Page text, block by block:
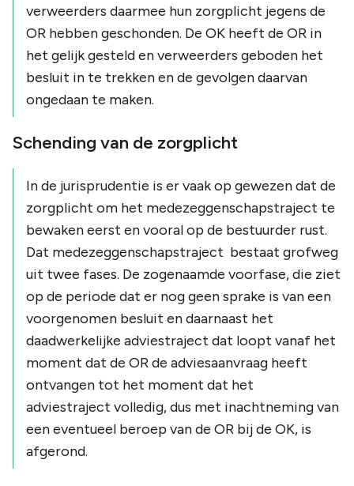
verweerders daarmee hun zorgplicht jegens de
OR hebben geschonden. De OK heeft de OR in
het gelijk gesteld en verweerders geboden het
besluit in te trekken en de gevolgen daarvan
ongedaan te maken.
Schending van de zorgplicht
In de jurisprudentie is er vaak op gewezen dat de
zorgplicht om het medezeggenschapstraject te
bewaken eerst en vooral op de bestuurder rust.
Dat medezeggenschapstraject bestaat grofweg
uit twee fases. De zogenaamde voorfase, die ziet
op de periode dat er nog geen sprake is van een
voorgenomen besluit en daarnaast het
daadwerkelijke adviestraject dat loopt vanaf het
moment dat de OR de adviesaanvraag heeft
ontvangen tot het moment dat het
adviestraject volledig, dus met inachtneming van
een eventueel beroep van de OR bij de OK, is
afgerond.